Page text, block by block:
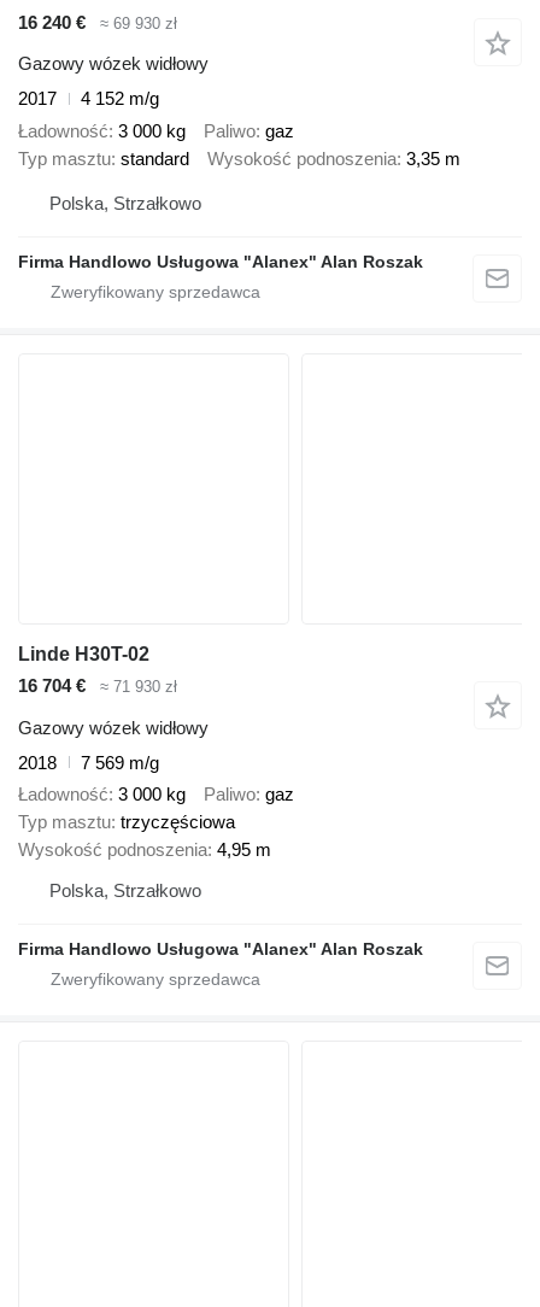
16 240 €
≈ 69 930 zł
Gazowy wózek widłowy
2017
4 152 m/g
Ładowność 3 000 kg Paliwo gaz
Typ masztu standard Wysokość podnoszenia 3,35 m
Polska, Strzałkowo
Firma Handlowo Usługowa "Alanex" Alan Roszak
Linde H30T-02
16 704 €
≈ 71 930 zł
Gazowy wózek widłowy
2018
7 569 m/g
Ładowność 3 000 kg Paliwo gaz
Typ masztu trzyczęściowa
Wysokość podnoszenia 4,95 m
Polska, Strzałkowo
Firma Handlowo Usługowa "Alanex" Alan Roszak